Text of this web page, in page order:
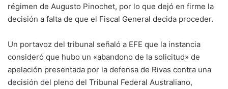
régimen de Augusto Pinochet, por lo que dejó en firme la
decisión a falta de que el Fiscal General decida proceder.
Un portavoz del tribunal señaló a EFE que la instancia
consideró que hubo un «abandono de la solicitud» de
apelación presentada por la defensa de Rivas contra una
decisión del pleno del Tribunal Federal Australiano,